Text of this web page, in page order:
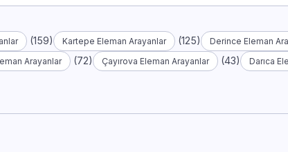
(159) Kartepe Eleman Arayanlar (125) Derince Eleman
Arayanlar (72) Çayırova Eleman Arayanlar (43) Darıca